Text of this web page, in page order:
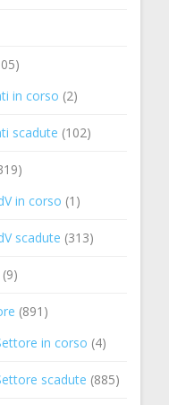
in corso (2)
scadute (102)
in corso (1)
scadute (313)
(9)
(891)
in corso (4)
scadute (885)